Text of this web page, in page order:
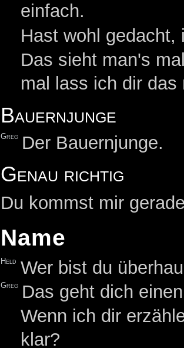
einfach.
Hast wohl gedacht,
Das sieht man's
mal lass ich dir
Bauernjunge
Greg Der Bauernjunge.
Genau richtig
Du kommst mir
Name
Held Wer bist du
Greg Das geht dich
Wenn ich dir
klar?